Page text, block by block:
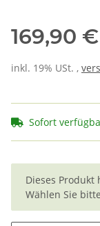
169,90 €
inkl. 19% USt. ,
Sofort
x
Dieses Produkt
Wählen Sie